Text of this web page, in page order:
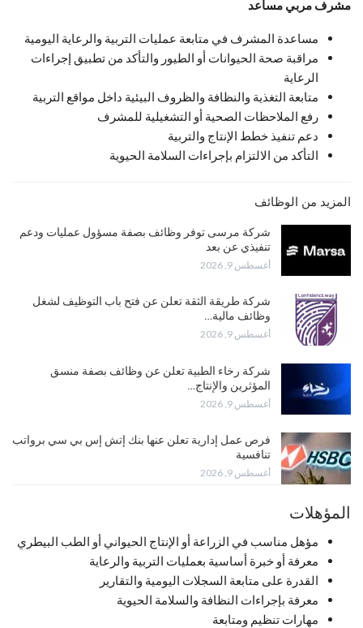
مشرف مربي مساعد
مساعدة المشرف في متابعة عمليات التربية والرعاية اليومية
مراقبة صحة الحيوانات أو الطيور والتأكد من تطبيق إجراءات
الرعاية
متابعة التغذية والنظافة والظروف البيئية داخل مواقع التربية
رفع الملاحظات الصحية أو التشغيلية للمشرف
دعم تنفيذ خطط الإنتاج والتربية
التأكد من الالتزام بإجراءات السلامة الحيوية
المزيد من الوظائف
شركة مرسى توفر وظائف بصفة مسؤول عمليات ودعم
تنفيذي عن بعد
أغسطس 9, 2026
شركة طريقة الثقة تعلن عن فتح باب التوظيف لشغل
وظائف مالية…
أغسطس 9, 2026
شركة رخاء الطبية تعلن عن وظائف بصفة منسق
المؤثرين والإنتاج…
أغسطس 9, 2026
فرص عمل إدارية تعلن عنها بنك إتش إس بي سي برواتب
تنافسية
أغسطس 9, 2026
المؤهلات
مؤهل مناسب في الزراعة أو الإنتاج الحيواني أو الطب البيطري
معرفة أو خبرة أساسية بعمليات التربية والرعاية
القدرة على متابعة السجلات اليومية والتقارير
معرفة بإجراءات النظافة والسلامة الحيوية
مهارات تنظيم ومتابعة